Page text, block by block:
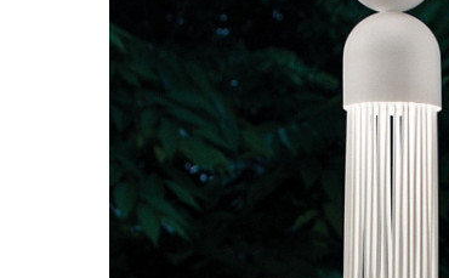
最新消息